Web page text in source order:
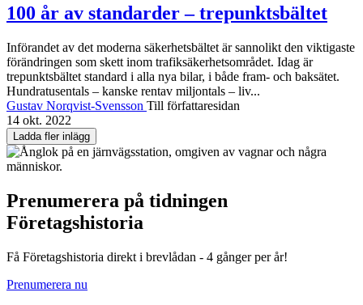
100 år av standarder – trepunktsbältet
Införandet av det moderna säkerhets­bältet är sannolikt den viktigaste
förändringen som skett inom trafik­säkerhetsområdet. Idag är
trepunkts­bältet standard i alla nya bilar, i både fram- och baksätet.
Hundra­tusentals – kanske rentav miljontals – liv...
Gustav Norqvist-Svensson Till författaresidan
14 okt. 2022
Ladda fler inlägg
Prenumerera på tidningen
Företagshistoria
Få Företagshistoria direkt i brevlådan - 4 gånger per år!
Prenumerera nu